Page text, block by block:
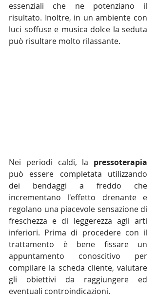
essenziali che ne potenziano il
risultato. Inoltre, in un ambiente con
luci soffuse e musica dolce la seduta
può risultare molto rilassante.
Nei periodi caldi, la pressoterapia
può essere completata utilizzando
dei bendaggi a freddo che
incrementano l'effetto drenante e
regolano una piacevole sensazione di
freschezza e di leggerezza agli arti
inferiori. Prima di procedere con il
trattamento è bene fissare un
appuntamento conoscitivo per
compilare la scheda cliente, valutare
gli obiettivi da raggiungere ed
eventuali controindicazioni.